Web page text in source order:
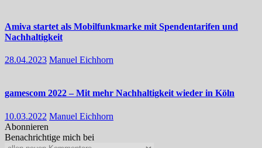
Amiva startet als Mobilfunkmarke mit Spendentarifen und
Nachhaltigkeit
28.04.2023 Manuel Eichhorn
gamescom 2022 – Mit mehr Nachhaltigkeit wieder in Köln
10.03.2022 Manuel Eichhorn
Abonnieren
Benachrichtige mich bei